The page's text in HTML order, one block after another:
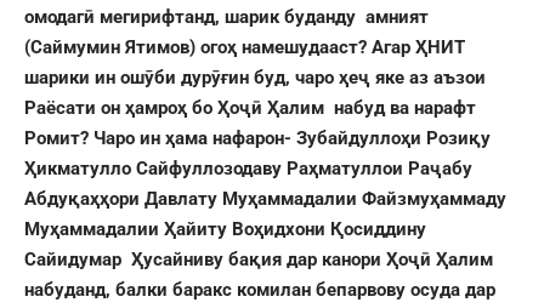
омодагӣ мегирифтанд, шарик буданду амният
(Саймумин Ятимов) огоҳ намешудааст? Агар ҲНИТ
шарики ин ошӯби дурӯғин буд, чаро ҳеҷ яке аз аъзои
Раёсати он ҳамроҳ бо Ҳоҷӣ Ҳалим набуд ва нарафт
Ромит? Чаро ин ҳама нафарон- Зубайдуллоҳи Розиқу
Ҳикматулло Сайфуллозодаву Раҳматуллои Раҷабу
Абдуқаҳҳори Давлату Муҳаммадалии Файзмуҳаммаду
Муҳаммадалии Ҳайиту Воҳидхони Қосиддину
Сайидумар Ҳусайниву бақия дар канори Ҳоҷӣ Ҳалим
набуданд, балки баракс комилан бепарвову осуда дар